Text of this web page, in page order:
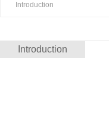
Introduction
Introduction